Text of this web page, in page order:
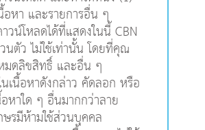
อหา และรายการอื่น ๆ
วน์โหลดได้ที่แสดงในนี้ CBN
นตัว ไม่ใช้เท่านั้น โดยที่คุณ
มดลิขสิทธิ์ และอื่น ๆ
เนื้อหาดังกล่าว คัดลอก หรือ
หาใด ๆ อื่นมากกว่าลาย
รมีห้ามใช้ส่วนบุคคล